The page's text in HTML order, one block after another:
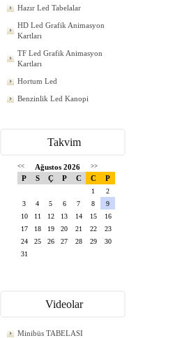
Hazır Led Tabelalar
HD Led Grafik Animasyon
Kartları
TF Led Grafik Animasyon
Kartları
Hortum Led
Benzinlik Led Kanopi
Takvim
<< Ağustos 2026 >>
P S Ç P C C P
1
2
3
4 5 6 7 8
9
10
11 12 13 14 15
16
17
18 19 20 21 22
23
24
25 26 27 28 29
30
31
Videolar
Minibüs TABELASI